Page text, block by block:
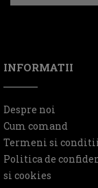
INFORMATII
Despre noi
Cum comand
Termeni si
Politica de
si cookies